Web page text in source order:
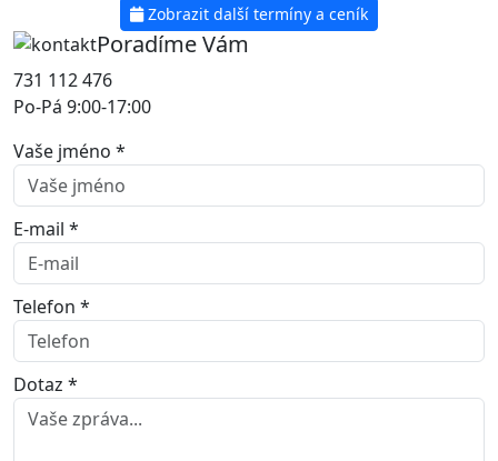
Zobrazit další termíny a ceník
Poradíme Vám
731 112 476
Po-Pá 9:00-17:00
Vaše jméno *
E-mail *
Telefon *
Dotaz *